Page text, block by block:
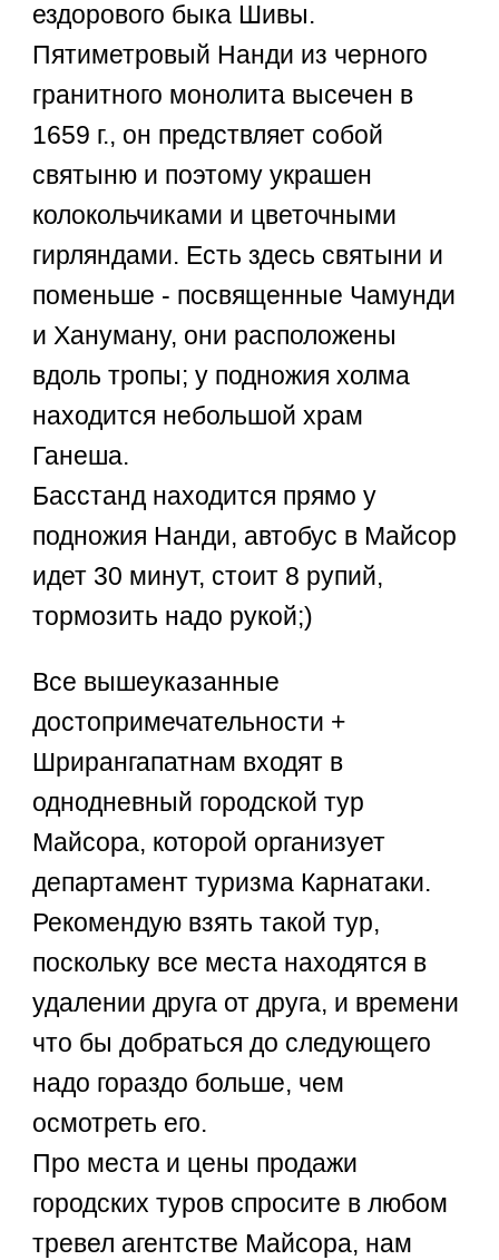
ездорового быка Шивы.
Пятиметровый Нанди из черного
гранитного монолита высечен в
1659 г., он предствляет собой
святыню и поэтому украшен
колокольчиками и цветочными
гирляндами. Есть здесь святыни и
поменьше - посвященные Чамунди
и Хануману, они расположены
вдоль тропы; у подножия холма
находится небольшой храм
Ганеша.
Басстанд находится прямо у
подножия Нанди, автобус в Майсор
идет 30 минут, стоит 8 рупий,
тормозить надо рукой;)
Все вышеуказанные
достопримечательности +
Шрирангапатнам входят в
однодневный городской тур
Майсора, которой организует
департамент туризма Карнатаки.
Рекомендую взять такой тур,
поскольку все места находятся в
удалении друга от друга, и времени
что бы добраться до следующего
надо гораздо больше, чем
осмотреть его.
Про места и цены продажи
городских туров спросите в любом
тревел агентстве Майсора, нам